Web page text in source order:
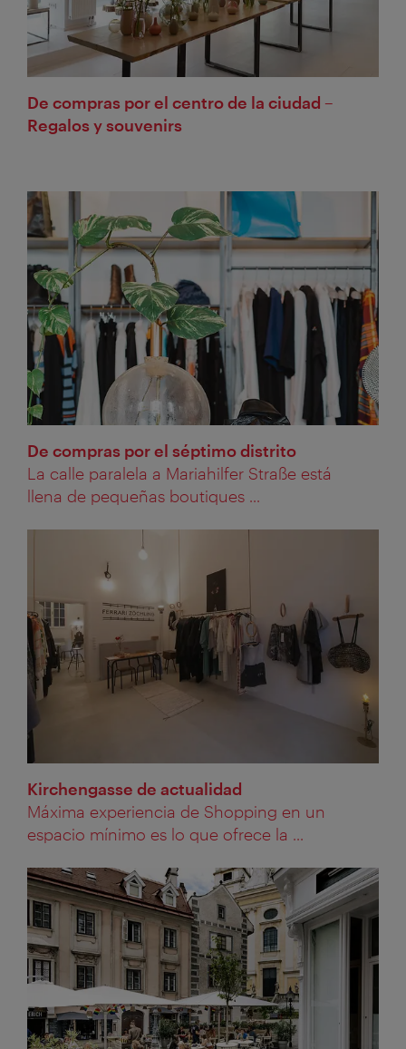
De compras por el centro de la ciudad –
Regalos y souvenirs
De compras por el séptimo distrito
La calle paralela a Mariahilfer Straße está
llena de pequeñas boutiques ...
Kirchengasse de actualidad
Máxima experiencia de Shopping en un
espacio mínimo es lo que ofrece la ...